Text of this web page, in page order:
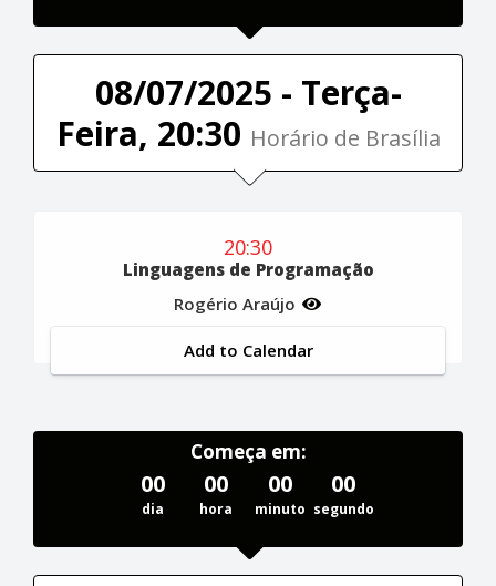
08/07/2025 - Terça-
Feira, 20:30 Horário de Brasília
20:30
Linguagens de Programação
Rogério Araújo
Add to Calendar
Começa em:
00
dia
00
hora
00
minuto
00
segundo